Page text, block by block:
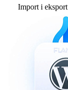
Import i eksport